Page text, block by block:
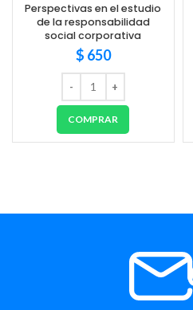
Perspectivas en el estudio
de la responsabilidad
social corporativa
$ 650
COMPRAR